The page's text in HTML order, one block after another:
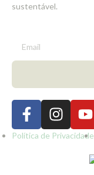
sustentável.
Política de Privacidade